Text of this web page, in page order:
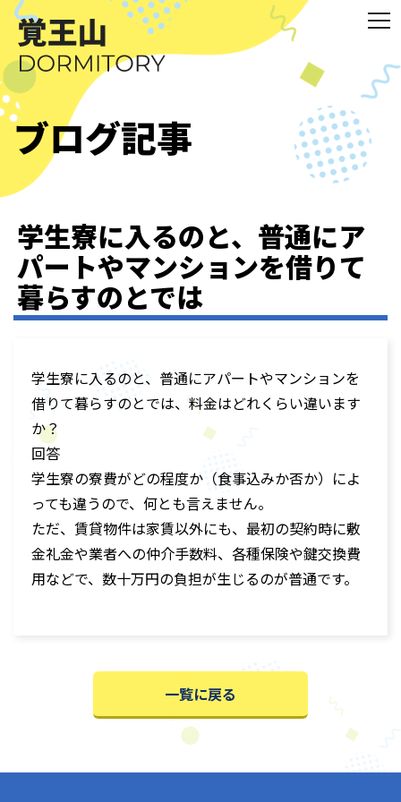
ブログ記事
学生寮に入るのと、普通にア
パートやマンションを借りて
暮らすのとでは
学生寮に入るのと、普通にアパートやマンションを
借りて暮らすのとでは、料金はどれくらい違います
か？
回答
学生寮の寮費がどの程度か（食事込みか否か）によ
っても違うので、何とも言えません。
ただ、賃貸物件は家賃以外にも、最初の契約時に敷
金礼金や業者への仲介手数料、各種保険や鍵交換費
用などで、数十万円の負担が生じるのが普通です。
一覧に戻る